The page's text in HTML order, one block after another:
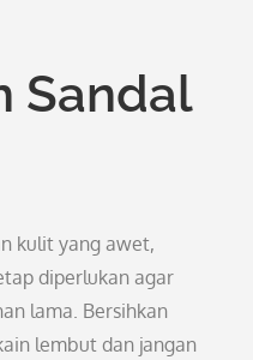
Sandal
kulit yang awet,
diperlukan agar
lama. Bersihkan
lembut dan jangan